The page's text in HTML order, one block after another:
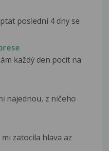
poslední 4 dny se
každý den pocit na
najednou, z ničeho
zatocila hlava az